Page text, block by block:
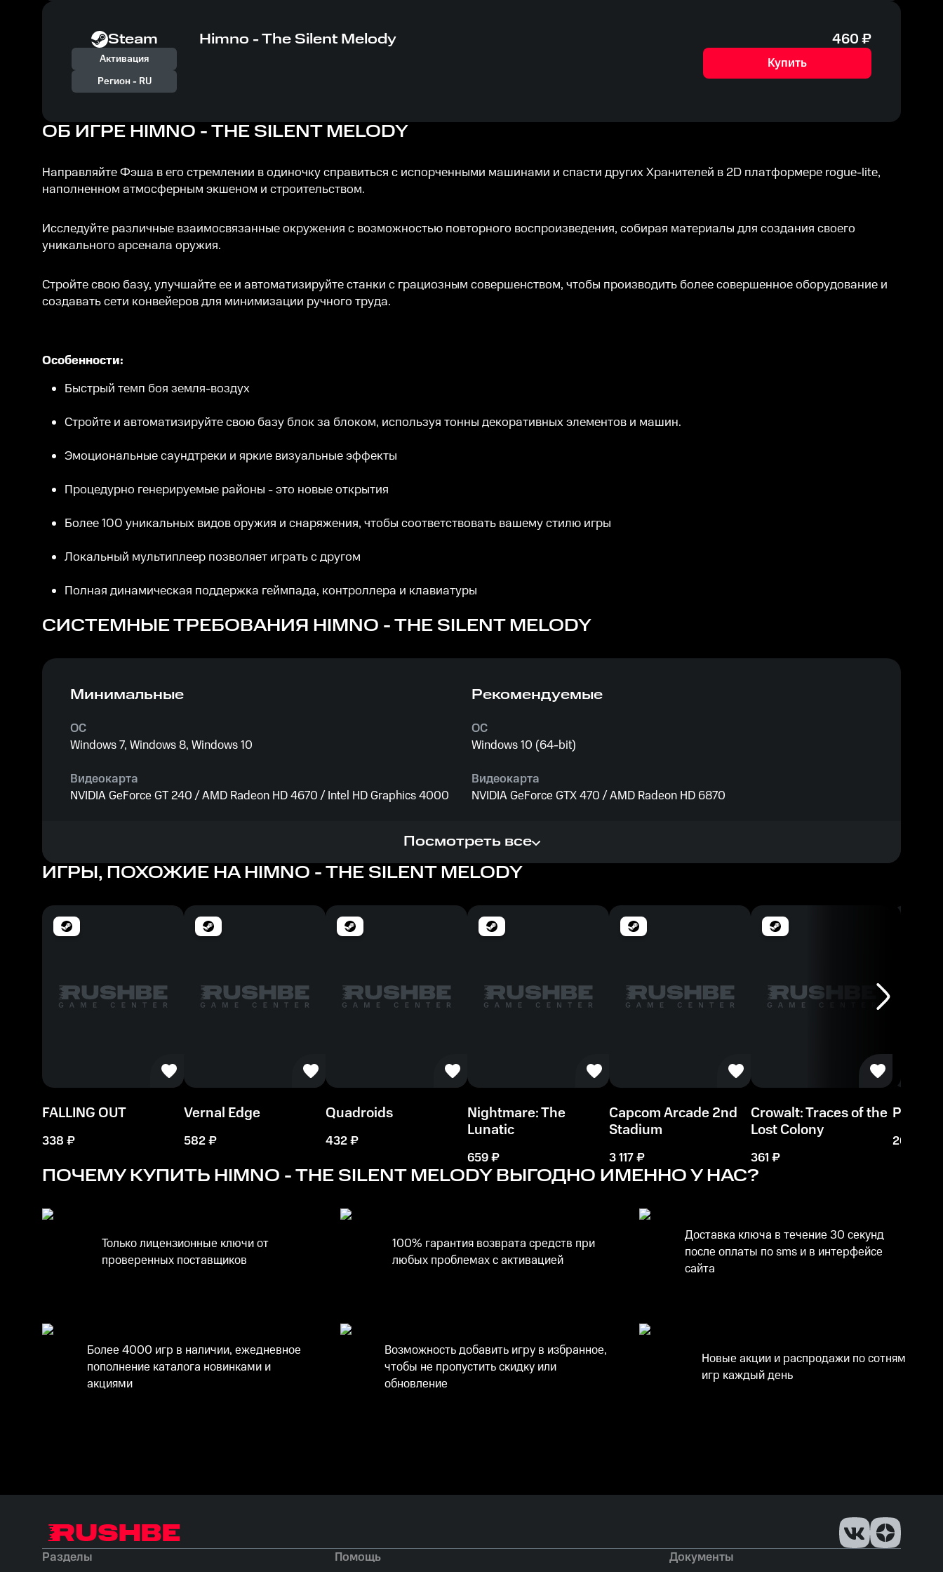
Steam
Активация
Регион - RU
Himno - The Silent Melody 460₽
Купить
ОБ ИГРЕ HIMNO - THE SILENT MELODY
Направляйте Фэша в его стремлении в одиночку справиться с испорченными машинами и спасти других Хранителей в 2D платформере rogue-lite,
наполненном атмосферным экшеном и строительством.
Исследуйте различные взаимосвязанные окружения с возможностью повторного воспроизведения, собирая материалы для создания своего
уникального арсенала оружия.
Стройте свою базу, улучшайте ее и автоматизируйте станки с грациозным совершенством, чтобы производить более совершенное оборудование и
создавать сети конвейеров для минимизации ручного труда.
Особенности:
Быстрый темп боя земля-воздух
Стройте и автоматизируйте свою базу блок за блоком, используя тонны декоративных элементов и машин.
Эмоциональные саундтреки и яркие визуальные эффекты
Процедурно генерируемые районы - это новые открытия
Более 100 уникальных видов оружия и снаряжения, чтобы соответствовать вашему стилю игры
Локальный мультиплеер позволяет играть с другом
Полная динамическая поддержка геймпада, контроллера и клавиатуры
СИСТЕМНЫЕ ТРЕБОВАНИЯ HIMNO - THE SILENT MELODY
Минимальные
ОС
Windows 7, Windows 8, Windows 10
Видеокарта
NVIDIA GeForce GT 240 / AMD Radeon HD 4670 / Intel HD Graphics 4000
Память
Место на диске
Рекомендуемые
ОС
Windows 10 (64-bit)
Видеокарта
NVIDIA GeForce GTX 470 / AMD Radeon HD 6870
Intel Core i3 2.00 GHz or AMD equivalent
Память
Место на диске
Посмотреть все
ИГРЫ, ПОХОЖИЕ НА HIMNO - THE SILENT MELODY
FALLING OUT
338 ₽
Vernal Edge
582₽
Quadroids
432₽
Nightmare: The
Lunatic
659₽
Capcom Arcade 2nd
Stadium
3 117₽
Crowalt: Traces of the
Lost Colony
361 ₽
Planet
263
ПОЧЕМУ КУПИТЬ HIMNO - THE SILENT MELODYВЫГОДНО ИМЕННО У НАС?
Только лицензионные ключи от
проверенных поставщиков
100% гарантия возврата средств при
любых проблемах с активацией
Доставка ключа в течение 30 секунд
после оплаты по sms и в интерфейсе
сайта
Более 4000 игр в наличии, ежедневное
пополнение каталога новинками и
акциями
Возможность добавить игру в избранное,
чтобы не пропустить скидку или
обновление
Новые акции и распродажи по сотням
игр каждый день
Разделы
Помощь
Документы